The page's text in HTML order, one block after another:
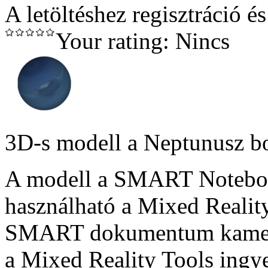
A letöltéshez regisztráció
Your rating: Nincs
3D-s modell a Neptunusz
A modell a SMART
használható a Mixed
SMART dokumentum
a Mixed Reality Tools